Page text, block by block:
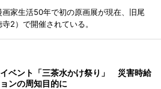
家生活50年で初の原画展が現在、旧尾
2）で開催されている。
ベント「三茶水かけ祭り」 災害時給
ンの周知目的に